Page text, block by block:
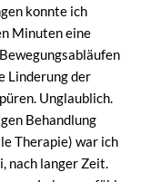
konnte ich
Minuten eine
Linderung der
Unglaublich.
Behandlung
Therapie) war ich
nach langer Zeit.